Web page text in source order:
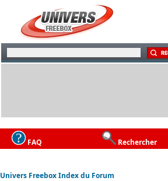
FAQ Rechercher
Univers Freebox Index du Forum